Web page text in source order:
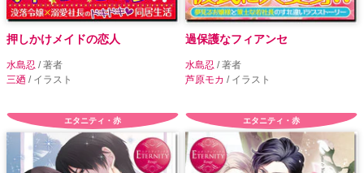
押しかけメイドの恋人
水島忍 / 著者
三廼 / イラスト
過保護なフィアンセ
水島忍 / 著者
芦原モカ / イラスト
エタニティ・赤 エタニティ・赤